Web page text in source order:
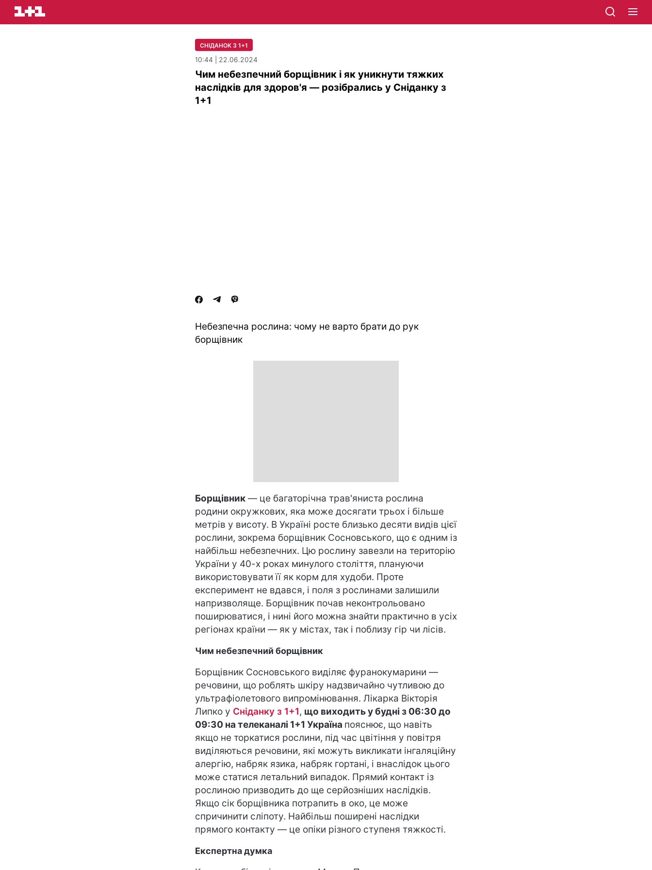
СНІДАНОК З 1+1
10:44 | 22.06.2024
Чим небезпечний борщівник і як уникнути тяжких
наслідків для здоров'я — розібрались у Сніданку з
1+1
Небезпечна рослина: чому не варто брати до рук
борщівник
Борщівник — це багаторічна трав'яниста рослина
родини окружкових, яка може досягати трьох і більше
метрів у висоту. В Україні росте близько десяти видів цієї
рослини, зокрема борщівник Сосновського, що є одним із
найбільш небезпечних. Цю рослину завезли на територію
України у 40-х роках минулого століття, плануючи
використовувати її як корм для худоби. Проте
експеримент не вдався, і поля з рослинами залишили
напризволяще. Борщівник почав неконтрольовано
поширюватися, і нині його можна знайти практично в усіх
регіонах країни — як у містах, так і поблизу гір чи лісів.
Чим небезпечний борщівник
Борщівник Сосновського виділяє фуранокумарини —
речовини, що роблять шкіру надзвичайно чутливою до
ультрафіолетового випромінювання. Лікарка Вікторія
Липко у Сніданку з 1+1, що виходить у будні з 06:30 до
09:30 на телеканалі 1+1 Україна пояснює, що навіть
якщо не торкатися рослини, під час цвітіння у повітря
виділяються речовини, які можуть викликати інгаляційну
алергію, набряк язика, набряк гортані, і внаслідок цього
може статися летальний випадок. Прямий контакт із
рослиною призводить до ще серйозніших наслідків.
Якщо сік борщівника потрапить в око, це може
спричинити сліпоту. Найбільш поширені наслідки
прямого контакту — це опіки різного ступеня тяжкості.
Експертна думка